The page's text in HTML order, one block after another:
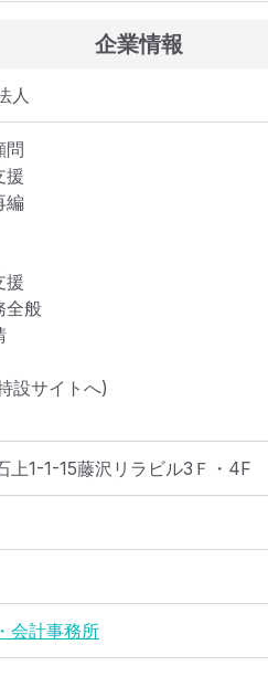
企業情報
人
問
援
編
援
全般
設サイトへ)
上1-1-15藤沢リラビル3Ｆ・4F
会計事務所